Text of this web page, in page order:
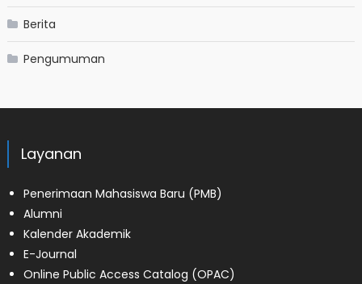
Berita
Pengumuman
Layanan
Penerimaan Mahasiswa Baru (PMB)
Alumni
Kalender Akademik
E-Journal
Online Public Access Catalog (OPAC)